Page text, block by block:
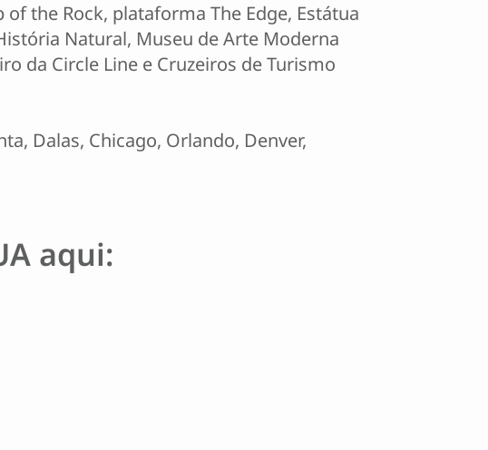
the Rock, plataforma The Edge, Estátua
Natural, Museu de Arte Moderna
da Circle Line e Cruzeiros de Turismo
Dalas, Chicago, Orlando, Denver,
aqui: